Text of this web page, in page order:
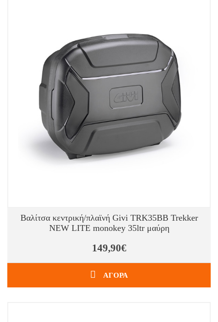
Βαλίτσα κεντρική/πλαϊνή Givi TRK35BB Trekker
NEW LITE monokey 35ltr μαύρη
149,90€
ΑΓΟΡΑ